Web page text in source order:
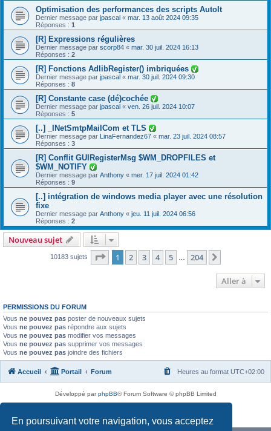
En poursuivant votre navigation, vous acceptez
Optimisation des performances des scripts AutoIt
Dernier message par jpascal « mar. 13 août 2024 09:35
Réponses : 1
[R] Expressions régulières
Dernier message par scorp84 « mar. 30 juil. 2024 16:13
Réponses : 2
[R] Fonctions AdlibRegister() imbriquées
Dernier message par jpascal « mar. 30 juil. 2024 09:30
Réponses : 8
[R] Constante case (dé)cochée
Dernier message par jpascal « ven. 26 juil. 2024 10:07
Réponses : 5
[..] _INetSmtpMailCom et TLS
Dernier message par LinaFernandez67 « mar. 23 juil. 2024 08:57
Réponses : 3
[R] Conflit GUIRegisterMsg $WM_DROPFILES et
$WM_NOTIFY
Dernier message par Anthony « mer. 17 juil. 2024 01:42
Réponses : 9
[..] intégration de windows media player avec une résolution
fixe
Dernier message par Anthony « jeu. 11 juil. 2024 06:56
Réponses : 2
Nouveau sujet
10183 sujets Page 1sur204
1 2 3 4 5 204
Aller à
PERMISSIONS DU FORUM
Vous ne pouvez pas poster de nouveaux sujets
Vous ne pouvez pas répondre aux sujets
Vous ne pouvez pas modifier vos messages
Vous ne pouvez pas supprimer vos messages
Vous ne pouvez pas joindre des fichiers
Accueil Portail Forum Heures au format UTC+02:00
Développé parphpBB® Forum Software © phpBB Limited
Traduit parphpBB-fr.com